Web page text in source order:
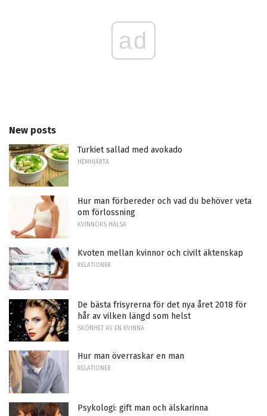
ad
New posts
Turkiet sallad med avokado
HEMHJÄRTA
Hur man förbereder och vad du behöver veta
om förlossning
KVINNORS HÄLSA
Kvoten mellan kvinnor och civilt äktenskap
RELATIONER
De bästa frisyrerna för det nya året 2018 för
hår av vilken längd som helst
SKÖNHET AV EN KVINNA
Hur man överraskar en man
RELATIONER
Psykologi: gift man och älskarinna